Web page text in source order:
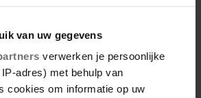
van uw gegevens
verwerken je persoonlijke
adres) met behulp van
cookies om informatie op uw
Geheim ligt nu in de winkel